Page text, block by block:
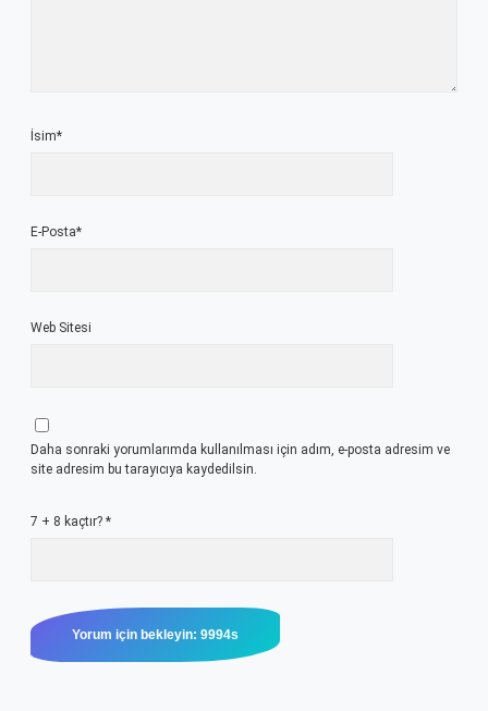
İsim*
E-Posta*
Web Sitesi
Daha sonraki yorumlarımda kullanılması için adım, e-posta adresim ve
site adresim bu tarayıcıya kaydedilsin.
7 + 8 kaçtır? *